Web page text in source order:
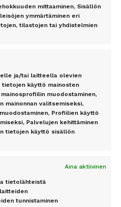
mittaaminen, Sisällön
ymmärtäminen eri
tilastojen tai yhdistelmien
ja/tai laitteella olevien
käyttö mainosten
muodostaminen,
mainonnan valitsemiseksi,
Profiilien käyttö
Palvelujen kehittäminen
tietojen käyttö sisällön
Aina aktiivinen
tietolähteistä
tunnistaminen
TOP 7 KAUPUNKI
Amsterdam
Berliini
Riika
Rooma
TILAA UUTISKIRJE